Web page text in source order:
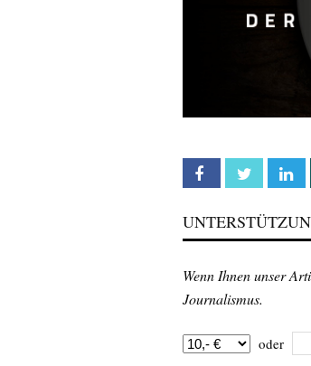
Facebook Twitter
Wenn Ihnen unser
Journalismus.
oder